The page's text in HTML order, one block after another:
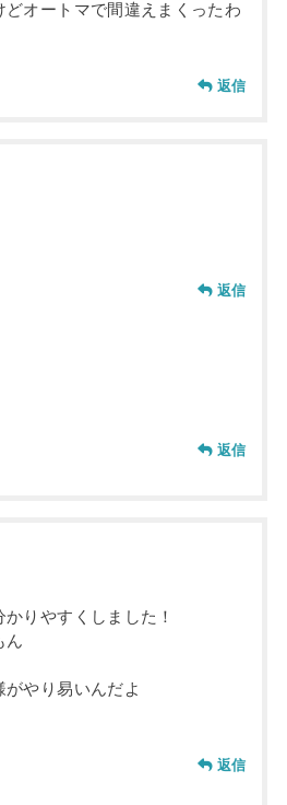
どオートマで間違えまくったわ
返信
返信
返信
りやすくしました！
ん
やり易いんだよ
返信